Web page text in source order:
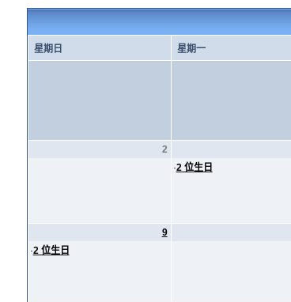
星期日 星期一
2
·2 位生日
9
·2 位生日